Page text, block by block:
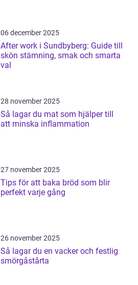
06 december 2025
After work i Sundbyberg: Guide till
skön stämning, smak och smarta
val
28 november 2025
Så lagar du mat som hjälper till
att minska inflammation
27 november 2025
Tips för att baka bröd som blir
perfekt varje gång
26 november 2025
Så lagar du en vacker och festlig
smörgåstårta